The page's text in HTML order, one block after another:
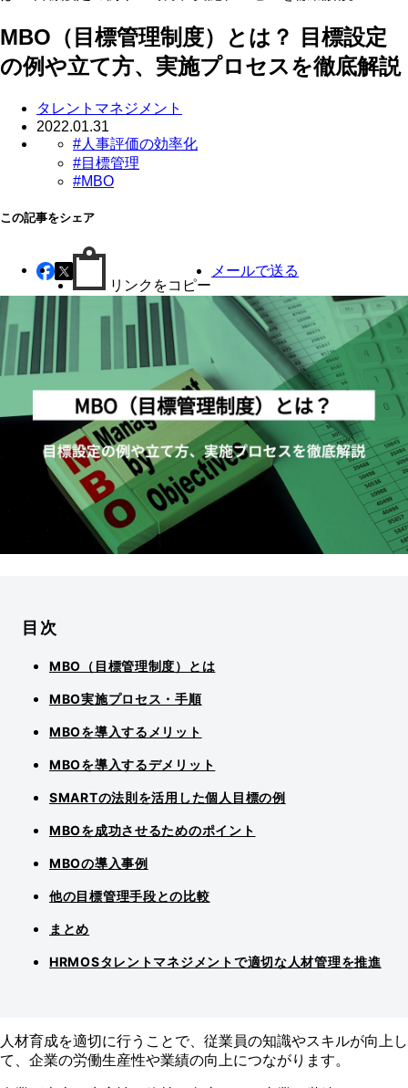
MBO（目標管理制度）とは？ 目標設定
の例や立て方、実施プロセスを徹底解説
タレントマネジメント
2022.01.31
#人事評価の効率化
#目標管理
#MBO
この記事をシェア
リンクをコピー
メールで送る
目次
MBO（目標管理制度）とは
MBO実施プロセス・手順
MBOを導入するメリット
MBOを導入するデメリット
SMARTの法則を活用した個人目標の例
MBOを成功させるためのポイント
MBOの導入事例
他の目標管理手段との比較
まとめ
HRMOSタレントマネジメントで適切な人材管理を推進
人材育成を適切に行うことで、従業員の知識やスキルが向上し
て、企業の労働生産性や業績の向上につながります。